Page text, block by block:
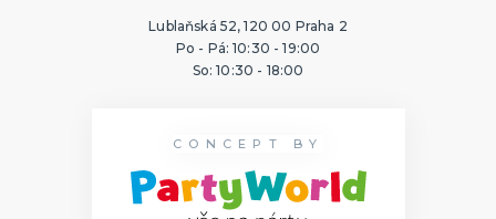
Lublaňská 52, 120 00 Praha 2
Po - Pá: 10:30 - 19:00
So: 10:30 - 18:00
CONCEPT BY